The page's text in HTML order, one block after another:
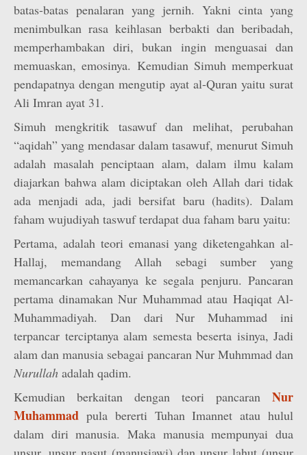
batas-batas penalaran yang jernih. Yakni cinta yang
menimbulkan rasa keihlasan berbakti dan beribadah,
memperhambakan diri, bukan ingin menguasai dan
memuaskan, emosinya. Kemudian Simuh memperkuat
pendapatnya dengan mengutip ayat al-Quran yaitu surat
Ali Imran ayat 31.
Simuh mengkritik tasawuf dan melihat, perubahan
“aqidah” yang mendasar dalam tasawuf, menurut Simuh
adalah masalah penciptaan alam, dalam ilmu kalam
diajarkan bahwa alam diciptakan oleh Allah dari tidak
ada menjadi ada, jadi bersifat baru (hadits). Dalam
faham wujudiyah taswuf terdapat dua faham baru yaitu:
Pertama, adalah teori emanasi yang diketengahkan al-
Hallaj, memandang Allah sebagi sumber yang
memancarkan cahayanya ke segala penjuru. Pancaran
pertama dinamakan Nur Muhammad atau Haqiqat Al-
Muhammadiyah. Dan dari Nur Muhammad ini
terpancar terciptanya alam semesta beserta isinya, Jadi
alam dan manusia sebagai pancaran Nur Muhmmad dan
Nurullah adalah qadim.
Kemudian berkaitan dengan teori pancaran Nur
Muhammad pula bererti Tuhan Imannet atau hulul
dalam diri manusia. Maka manusia mempunyai dua